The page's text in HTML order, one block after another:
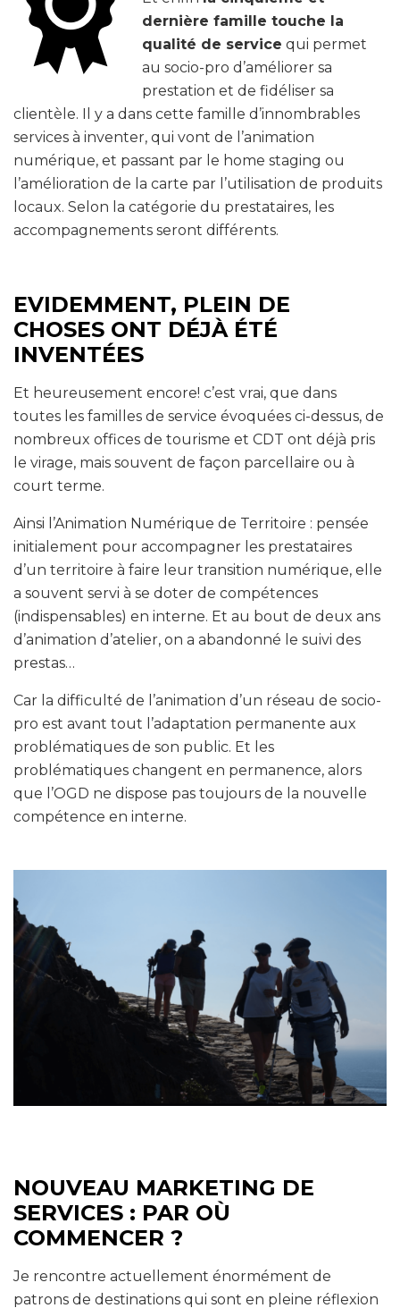
dernière famille touche la
qualité de service qui permet
au socio-pro d’améliorer sa
prestation et de fidéliser sa
clientèle. Il y a dans cette famille d’innombrables
services à inventer, qui vont de l’animation
numérique, et passant par le home staging ou
l’amélioration de la carte par l’utilisation de produits
locaux. Selon la catégorie du prestataires, les
accompagnements seront différents.
EVIDEMMENT, PLEIN DE
CHOSES ONT DÉJÀ ÉTÉ
INVENTÉES
Et heureusement encore! c’est vrai, que dans
toutes les familles de service évoquées ci-dessus, de
nombreux offices de tourisme et CDT ont déjà pris
le virage, mais souvent de façon parcellaire ou à
court terme.
Ainsi l’Animation Numérique de Territoire : pensée
initialement pour accompagner les prestataires
d’un territoire à faire leur transition numérique, elle
a souvent servi à se doter de compétences
(indispensables) en interne. Et au bout de deux ans
d’animation d’atelier, on a abandonné le suivi des
prestas…
Car la difficulté de l’animation d’un réseau de socio-
pro est avant tout l’adaptation permanente aux
problématiques de son public. Et les
problématiques changent en permanence, alors
que l’OGD ne dispose pas toujours de la nouvelle
compétence en interne.
NOUVEAU MARKETING DE
SERVICES : PAR OÙ
COMMENCER ?
Je rencontre actuellement énormément de
patrons de destinations qui sont en pleine réflexion